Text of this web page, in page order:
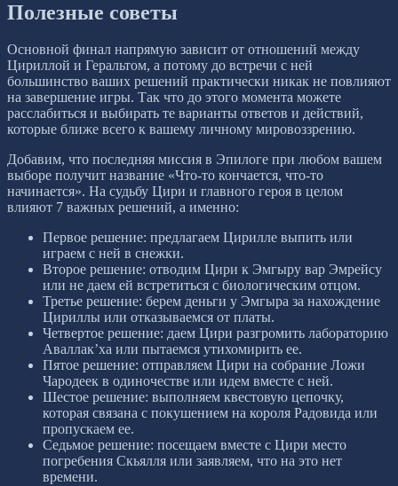
Полезные советы
Основной финал напрямую зависит от отношений между
Цириллой и Геральтом, а потому до встречи с ней
большинство ваших решений практически никак не повлияют
на завершение игры. Так что до этого момента можете
расслабиться и выбирать те варианты ответов и действий,
которые ближе всего к вашему личному мировоззрению.
Добавим, что последняя миссия в Эпилоге при любом вашем
выборе получит название «Что-то кончается, что-то
начинается». На судьбу Цири и главного героя в целом
влияют 7 важных решений, а именно:
Первое решение: предлагаем Цирилле выпить или
играем с ней в снежки.
Второе решение: отводим Цири к Эмгыру вар Эмрейсу
или не даем ей встретиться с биологическим отцом.
Третье решение: берем деньги у Эмгыра за нахождение
Цириллы или отказываемся от платы.
Четвертое решение: даем Цири разгромить лабораторию
Аваллак’ха или пытаемся утихомирить ее.
Пятое решение: отправляем Цири на собрание Ложи
Чародеек в одиночестве или идем вместе с ней.
Шестое решение: выполняем квестовую цепочку,
которая связана с покушением на короля Радовида или
пропускаем ее.
Седьмое решение: посещаем вместе с Цири место
погребения Скьялля или заявляем, что на это нет
времени.